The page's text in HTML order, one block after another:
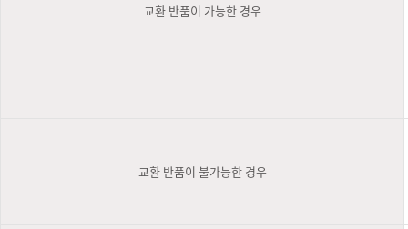
교환 반품이 가능한 경우
교환 반품이 불가능한 경우